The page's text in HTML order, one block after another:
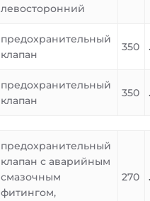
левосторонний
предохранительный
клапан
350
предохранительный
клапан
350
предохранительный
клапан с аварийным
смазочным
фитингом,
270